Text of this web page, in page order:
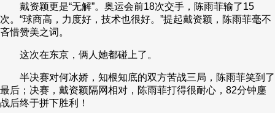
戴资颖更是“无解”。奥运会前18次交手，陈雨菲输了15
次。“球商高，力度好，技术也很好。”提起戴资颖，陈雨菲毫不
吝惜赞美之词。
这次在东京，俩人她都碰上了。
半决赛对何冰娇，知根知底的双方苦战三局，陈雨菲笑到了
最后；决赛，戴资颖隔网相对，陈雨菲打得很耐心，82分钟鏖
战后终于拼下胜利！